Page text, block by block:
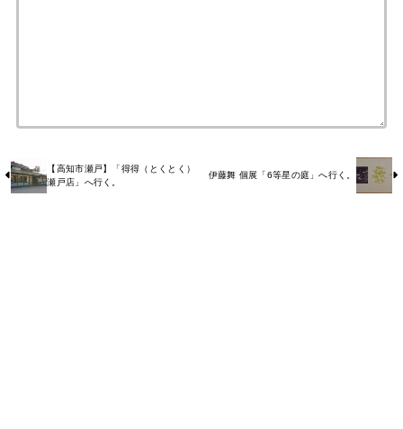
【高知市瀬戸】「得得（とくとく）
瀬戸店」へ行く。
伊藤舞 個展「6等星の庭」へ行く。